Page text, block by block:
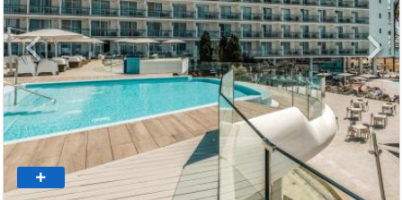
Previous Next